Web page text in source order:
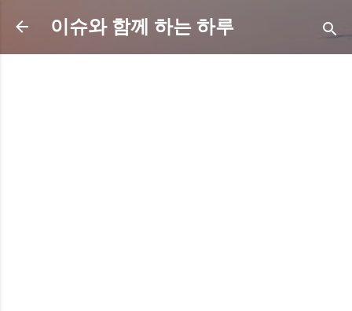
기본 콘텐츠로 건너뛰기
이슈와 함께 하는 하루